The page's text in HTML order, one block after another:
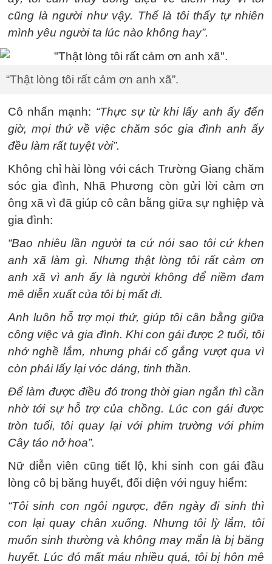
cũng là người như vậy. Thế là tôi thấy tự nhiên
mình yêu người ta lúc nào không hay”.
“Thật lòng tôi rất cảm ơn anh xã”.
Cô nhấn mạnh: “Thực sự từ khi lấy anh ấy đến
giờ, mọi thứ về việc chăm sóc gia đình anh ấy
đều làm rất tuyệt vời”.
Không chỉ hài lòng với cách Trường Giang chăm
sóc gia đình, Nhã Phương còn gửi lời cảm ơn
ông xã vì đã giúp cô cân bằng giữa sự nghiệp và
gia đình:
“Bao nhiêu lần người ta cứ nói sao tôi cứ khen
anh xã làm gì. Nhưng thật lòng tôi rất cảm ơn
anh xã vì anh ấy là người không để niềm đam
mê diễn xuất của tôi bị mất đi.
Anh luôn hỗ trợ mọi thứ, giúp tôi cân bằng giữa
công việc và gia đình. Khi con gái được 2 tuổi, tôi
nhớ nghề lắm, nhưng phải cố gắng vượt qua vì
còn phải lấy lại vóc dáng, tinh thần.
Để làm được điều đó trong thời gian ngắn thì cần
nhờ tới sự hỗ trợ của chồng. Lúc con gái được
tròn tuổi, tôi quay lại với phim trường với phim
Cây táo nở hoa”.
Nữ diễn viên cũng tiết lộ, khi sinh con gái đầu
lòng cô bị băng huyết, đối diện với nguy hiểm:
“Tôi sinh con ngôi ngược, đến ngày đi sinh thì
con lại quay chân xuống. Nhưng tôi lỳ lắm, tôi
muốn sinh thường và không may mắn là bị băng
huyết. Lúc đó mất máu nhiều quá, tôi bị hôn mê